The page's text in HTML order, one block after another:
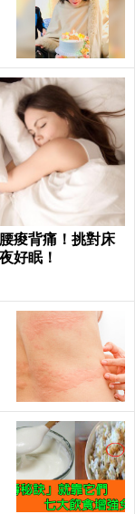
痠背痛！挑對床
好眠！